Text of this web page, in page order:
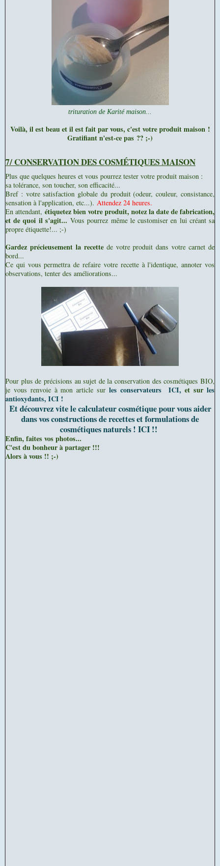
trituration de Karité maison...
Voilà, il est beau et il est fait par vous, c'est votre produit maison !
Gratifiant n'est-ce pas ?? ;-)
7/ CONSERVATION DES COSMÉTIQUES MAISON
Plus que quelques heures et vous pourrez tester votre produit maison :
sa tolérance, son toucher, son efficacité...
Bref : votre satisfaction globale du produit (odeur, couleur, consistance,
sensation à l'application, etc...). Attendez 24 heures.
En attendant, étiquetez bien votre produit, notez la date de fabrication,
et de quoi il s'agit...Vous pourrez même le customiser en lui créant sa
propre étiquette!... ;-)
Gardez précieusement la recettede votre produit dans votre carnet de
bord...
Ce qui vous permettra de refaire votre recette à l'identique, annoter vos
observations, tenter des améliorations...
Pour plus de précisions au sujet de la conservation des cosmétiques BIO,
je vous renvoie à mon article sur les conservateurs ICI,et surles
antioxydants, ICI !
Et découvrez vite le calculateur cosmétique pour vous aider
dans vos constructions de recettes et formulations de
cosmétiques naturels ! ICI !!
Enfin, faites vos photos...
C'est du bonheur à partager !!!
Alors à vous !! ;-)